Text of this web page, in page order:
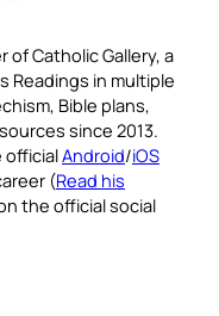
Catholic Gallery, a
Readings in multiple
Bible plans,
since 2013.
officialAndroid/iOS
(Read his
the official social